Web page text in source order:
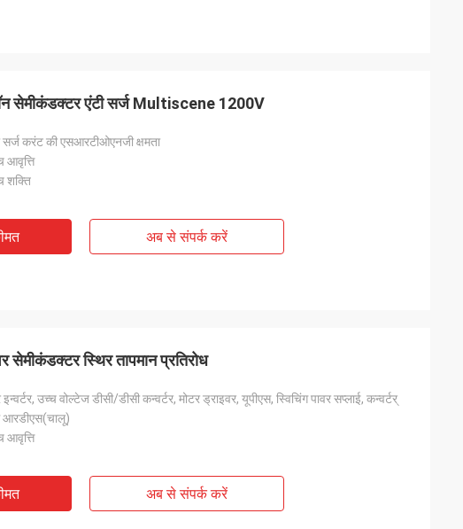
सेमीकंडक्टर एंटी सर्ज Multiscene 1200V
सर्ज करंट की एसआरटीओएनजी क्षमता
आवृत्ति
शक्ति
अब से संपर्क करें
सेमीकंडक्टर स्थिर तापमान प्रतिरोध
इन्वर्टर, उच्च वोल्टेज डीसी/डीसी कन्वर्टर, मोटर ड्राइवर, यूपीएस, स्विचिंग पावर सप्लाई, कन्वर्टर्
आवृत्ति
अब से संपर्क करें